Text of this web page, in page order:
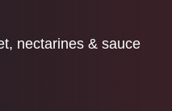
nectarines & sauce